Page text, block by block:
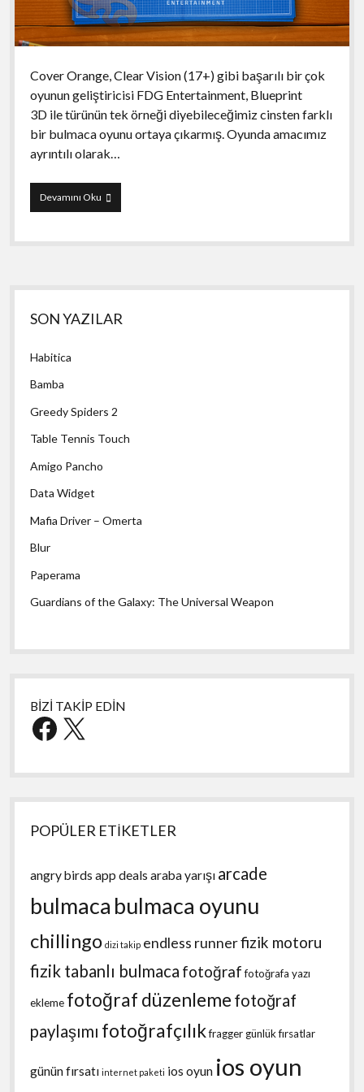
Cover Orange, Clear Vision (17+) gibi başarılı bir çok
oyunun geliştiricisi FDG Entertainment, Blueprint
3D ile türünün tek örneği diyebileceğimiz cinsten farklı
bir bulmaca oyunu ortaya çıkarmış. Oyunda amacımız
ayrıntılı olarak…
Devamını OkuBlueprint
3D
Yan
Menü
SON YAZILAR
Habitica
Bamba
Greedy Spiders 2
Table Tennis Touch
Amigo Pancho
Data Widget
Mafia Driver – Omerta
Blur
Paperama
Guardians of the Galaxy: The Universal Weapon
BİZİ TAKİP EDİN
Facebook
X
POPÜLER ETİKETLER
angry birds app deals araba yarışı arcade
bulmaca bulmaca oyunu
chillingo dizi takip endless runnerfizik motoru
fizik tabanlı bulmaca fotoğraf fotoğrafa yazı
ekleme fotoğraf düzenleme fotoğraf
paylaşımı fotoğrafçılıkfraggergünlük fırsatlar
günün fırsatı internet paketi ios oyun ios oyun